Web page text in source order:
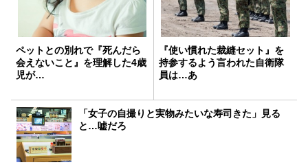
ペットとの別れで『死んだら
会えないこと』を理解した4歳
児が…
『使い慣れた裁縫セット』を
持参するよう言われた自衛隊
員は…あ
「女子の自撮りと実物みたいな寿司きた」見る
と…嘘だろ